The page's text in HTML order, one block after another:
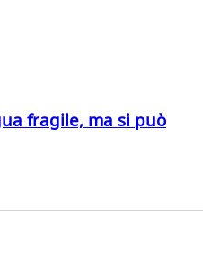
fragile, ma si può